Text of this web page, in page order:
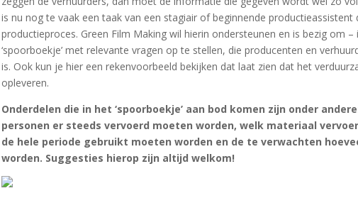
is nu nog te vaak een taak van een stagiair of beginnende
productieproces. Green Film Making wil hierin ondersteunen en is bezig om
‘spoorboekje’ met relevante vragen op te stellen, die producenten en
is. Ook kun je hier een rekenvoorbeeld bekijken dat laat zien dat het
opleveren.
Onderdelen die in het ‘spoorboekje’ aan bod komen zijn onder
personen er steeds vervoerd moeten worden, welk materiaal
de hele periode gebruikt moeten worden en de te verwachten
worden. Suggesties hierop zijn altijd welkom!